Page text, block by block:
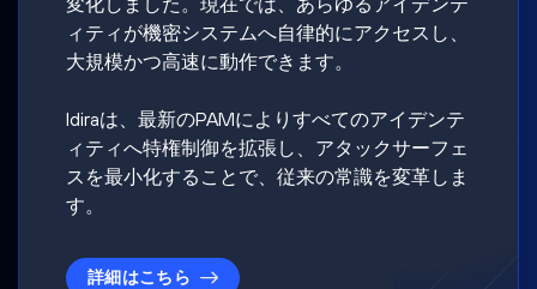
ィティが機密システムへ自律的にアクセスし、
大規模かつ高速に動作できます。
Idiraは、最新のPAMによりすべてのアイデンテ
ィティへ特権制御を拡張し、アタックサーフェ
スを最小化することで、従来の常識を変革しま
す。
詳細はこちら